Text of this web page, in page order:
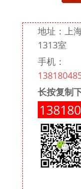
潘水鑫
戚丽云
邵永洪
沈锡芬
史琴亚
王黎黎
王利君
王杰
吴春华
地址：上
1313室
手机：
长按复制